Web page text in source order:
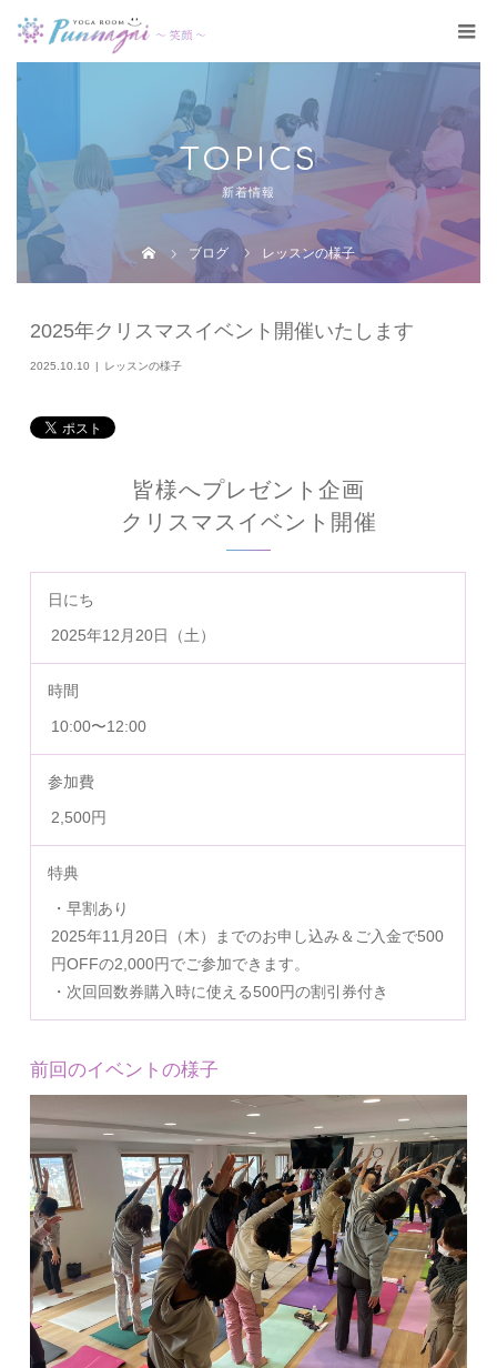
TOPICS
新着情報
ブログ レッスンの様子
2025年クリスマスイベント開催いたします
2025.10.10 レッスンの様子
皆様へプレゼント企画
クリスマスイベント開催
日にち
2025年12月20日（土）
時間
10:00〜12:00
参加費
2,500円
特典
・早割あり
2025年11月20日（木）までのお申し込み＆ご入金で500
円OFFの2,000円でご参加できます。
・次回回数券購入時に使える500円の割引券付き
前回のイベントの様子